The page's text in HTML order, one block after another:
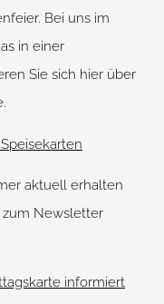
Bei uns im
in einer
Sie sich hier über
aktuell erhalten
Newsletter
informiert